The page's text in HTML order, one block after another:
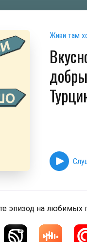
Живи там
эпизод на любимых